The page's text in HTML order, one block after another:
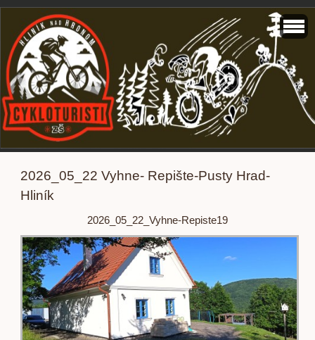
2026_05_22 Vyhne- Repište-Pusty Hrad-
Hliník
2026_05_22_Vyhne-Repiste19